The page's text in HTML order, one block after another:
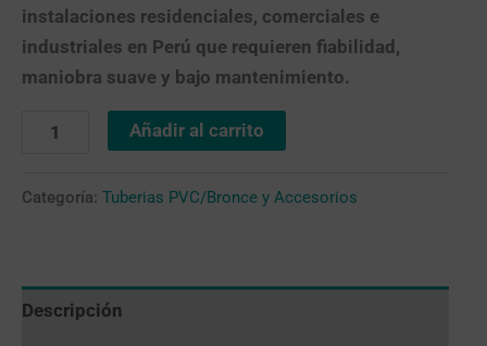
instalaciones residenciales, comerciales e
industriales en Perú que requieren fiabilidad,
maniobra suave y bajo mantenimiento.
Añadir al carrito
Categoría: Tuberias PVC/Bronce y Accesorios
Descripción